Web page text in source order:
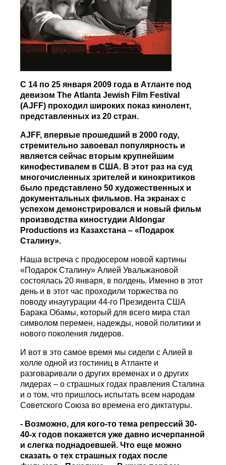
С 14 по 25 января 2009 года в Атланте под
девизомThe Atlanta Jewish Film Festival
(AJFF) проходил широких показ кинолент,
представленных из 20 стран.
AJFF, впервые прошедший в 2000 году,
стремительно завоевал популярность и
является сейчас вторым крупнейшим
кинофестивалем в США. В этот раз на суд
многочисленных зрителей и кинокритиков
было представлено 50 художественных и
документальных фильмов. На экранах с
успехом демонстрировался и новый фильм
производства киностудииAldongar
Productions из Казахстана – «Подарок
Сталину».
Наша встреча с продюсером новой картины
«Подарок Сталину» Алией Увальжановой
состоялась 20 января, в полдень. Именно в этот
день и в этот час проходили торжества по
поводу инаугурации 44-го Президента США
Барака Обамы, который для всего мира стал
символом перемен, надежды, новой политики и
нового поколения лидеров.
И вот в это самое время мы сидели с Алией в
холле одной из гостиниц в Атланте и
разговаривали о других временах и о других
лидерах – о страшных годах правления Сталина
и о том, что пришлось испытать всем народам
Советского Союза во времена его диктатуры.
- Возможно, для кого-то тема репрессий 30-
40-х годов покажется уже давно исчерпанной
и слегка поднадоевшей. Что еще можно
сказать о тех страшных годах после